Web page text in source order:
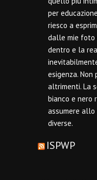
per
riesco a
dalle mie foto
dentro e la
esigenza. Non
altrimenti. La
bianco e
assumere
diverse.
ISPWP